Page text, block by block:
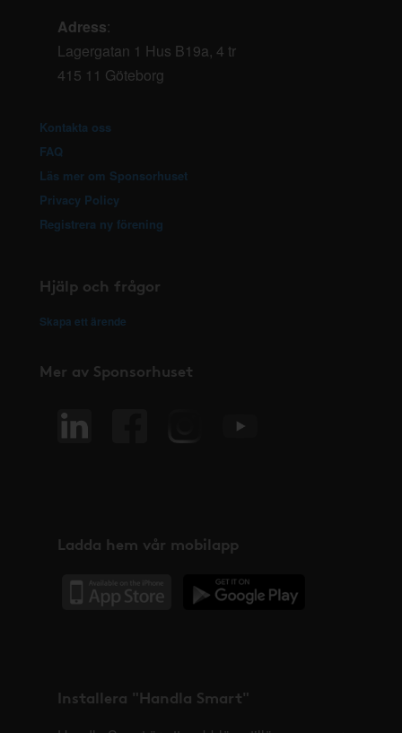
Adress:
Lagergatan 1 Hus B19a, 4 tr
415 11 Göteborg
Kontakta oss
FAQ
Läs mer om Sponsorhuset
Privacy Policy
Registrera ny förening
Hjälp och frågor
Skapa ett ärende
Mer av Sponsorhuset
Ladda hem vår mobilapp
Installera "Handla Smart"